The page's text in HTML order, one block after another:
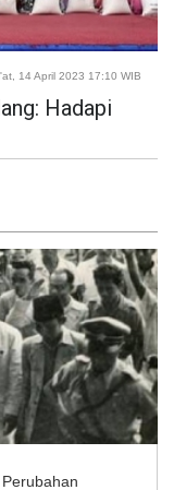
14 April 2023 17:10 WIB
Hadapi